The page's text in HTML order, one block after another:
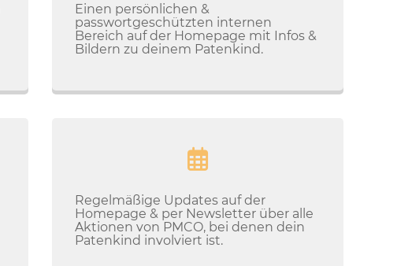
Einen persönlichen &
passwortgeschützten internen
Bereich auf der Homepage mit Infos &
Bildern zu deinem Patenkind.
Regelmäßige Updates auf der
Homepage & per Newsletter über alle
Aktionen von PMCO, bei denen dein
Patenkind involviert ist.